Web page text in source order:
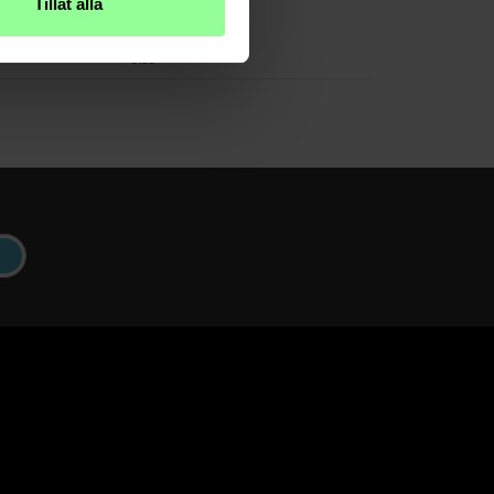
Tillåt alla
Glas